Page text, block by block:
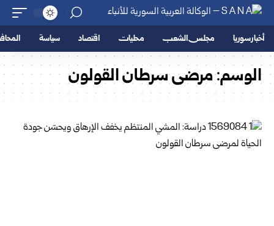
أخبار سوريا مجلس الشعب محليات اقتصاد سياسة
الوسم:مرضى سرطان القولون